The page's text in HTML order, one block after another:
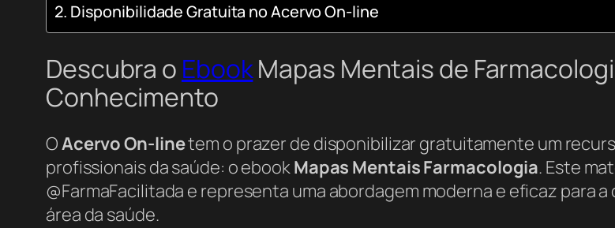
Disponibilidade Gratuita no Acervo On-line
Descubra o EbookMapas Mentais de
Conhecimento
OAcervo On-linetem o prazer de disponibilizar gratuitamente um
profissionais da saúde: o ebookMapas Mentais Farmacologia. Este
@FarmaFacilitada e representa uma abordagem moderna e eficaz para
área da saúde.